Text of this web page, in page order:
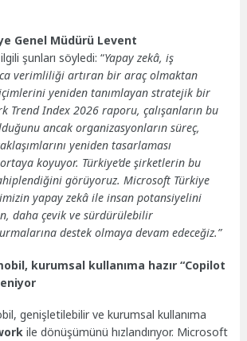
Genel Müdürü Levent
şunları söyledi: “Yapay zekâ, iş
verimliliği artıran bir araç olmaktan
yeniden tanımlayan stratejik bir
Trend Index 2026 raporu, çalışanların bu
ancak organizasyonların süreç,
yeniden tasarlaması
koyuyor. Türkiye’de şirketlerin bu
görüyoruz. Microsoft Türkiye
yapay zekâ ile insan potansiyelini
daha çevik ve sürdürülebilir
destek olmaya devam edeceğiz.”
kurumsal kullanıma hazır “Copilot
genişletilebilir ve kurumsal kullanıma
ile dönüşümünü hızlandırıyor. Microsoft